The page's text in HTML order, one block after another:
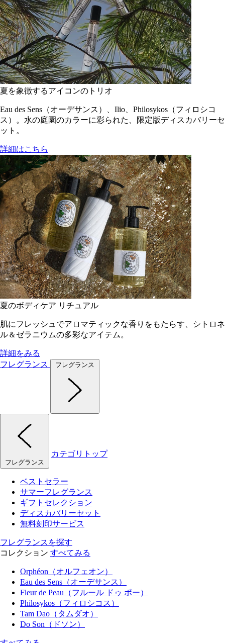
夏を象徴するアイコンのトリオ
Eau des Sens（オーデサンス）、Ilio、Philosykos（フィロシコ
ス）。水の庭園のカラーに彩られた、限定版ディスカバリーセ
ット。
詳細はこちら
夏のボディケア リチュアル
肌にフレッシュでアロマティックな香りをもたらす、シトロネ
ル＆ゼラニウムの多彩なアイテム。
詳細をみる
フレグランス
フレグランス
フレグランス
カテゴリトップ
ベストセラー
サマーフレグランス
ギフトセレクション
ディスカバリーセット
無料刻印サービス
フレグランスを探す
コレクション すべてみる
Orphéon（オルフェオン）
Eau des Sens（オーデサンス）
Fleur de Peau（フルール ドゥ ポー）
Philosykos（フィロシコス）
Tam Dao（タムダオ）
Do Son（ドソン）